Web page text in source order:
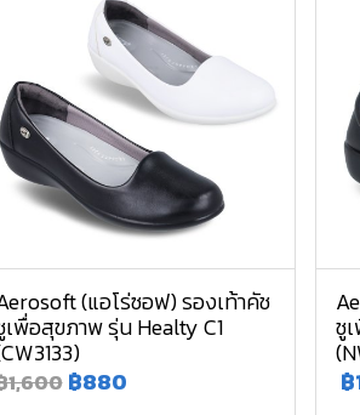
(แอโร่ซอฟ) รองเท้าคัช
เพื่อสุขภาพ รุ่น Healty C1
1,600 ฿880
ชู
฿